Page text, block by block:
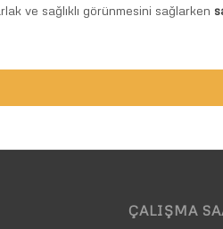
ve sağlıklı görünmesini sağlarken
ÇALIŞMA